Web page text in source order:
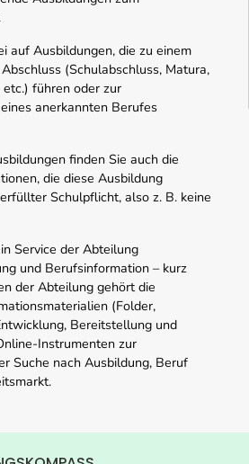
auf Ausbildungen, die zu einem
(Schulabschluss, Matura,
führen oder zur
anerkannten Berufes
finden Sie auch die
die diese Ausbildung
Schulpflicht, also z. B. keine
Service der Abteilung
und Berufsinformation – kurz
der Abteilung gehört die
(Folder,
Bereitstellung und
Instrumenten zur
Suche nach Ausbildung, Beruf